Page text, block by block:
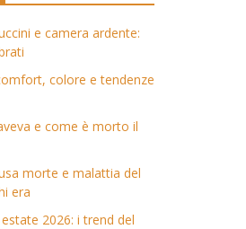
e camera ardente:
colore e tendenze
e come è morto il
morte e malattia del
era
2026: i trend del